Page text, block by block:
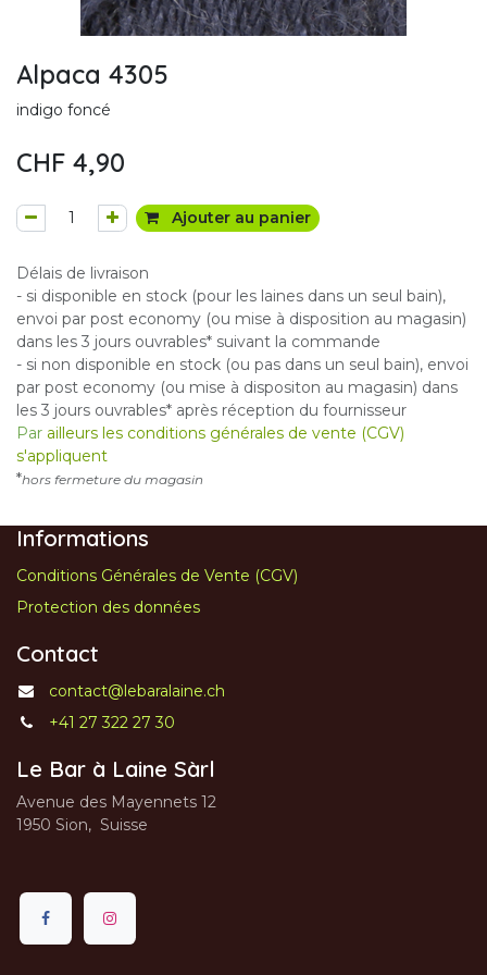
Alpaca 4305
indigo foncé
CHF 4,90
Ajouter au panier
Délais de livraison
- si disponible en stock (pour les laines dans un seul bain),
envoi par post economy (ou mise à disposition au magasin)
dans les 3 jours ouvrables* suivant la commande
- si non disponible en stock (ou pas dans un seul bain), envoi
par post economy (ou mise à dispositon au magasin) dans
les 3 jours ouvrables* après réception du fournisseur
Par ailleurs les conditions générales de vente (CGV)
s'appliquent
*hors fermeture du magasin
Informations
Conditions Générales de Vente (CGV)
Protection des données
Contact
contact@lebaralaine.ch
+41 27 322 27 30
Le Bar à Laine Sàrl
Avenue des Mayennets 12
1950 Sion, Suisse